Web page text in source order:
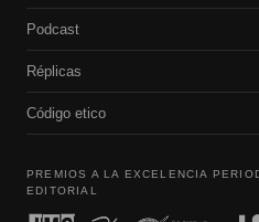
Podcast
Réplicas
Código etico
PREMIOS A LA EXCELENCIA
EDITORIAL